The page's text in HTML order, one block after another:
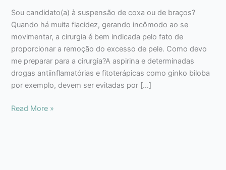
Sou candidato(a) à suspensão de coxa ou de braços?
Quando há muita flacidez, gerando incômodo ao se
movimentar, a cirurgia é bem indicada pelo fato de
proporcionar a remoção do excesso de pele. Como devo
me preparar para a cirurgia?A aspirina e determinadas
drogas antiinflamatórias e fitoterápicas como ginko biloba
por exemplo, devem ser evitadas por […]
Read More »